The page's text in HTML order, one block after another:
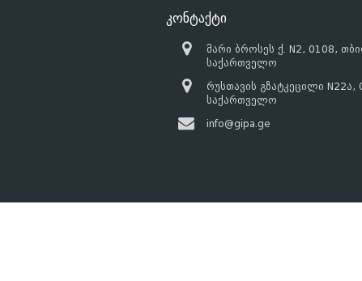
კონტაქტი
მარი ბროსეს ქ. N2, 0108,
საქართველო
რუსთავის გზატკეცილი
საქართველო
info@gipa.ge